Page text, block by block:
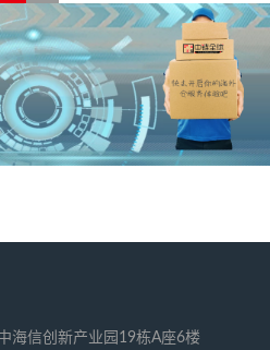
海信创新产业园19栋A座6楼